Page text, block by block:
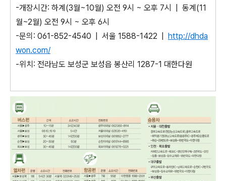
-개장시간: 하계(3월~10월) 오전 9시 ~ 오후 7시 | 동계(11
월~2월) 오전 9시 ~ 오후 6시
-문의: 061-852-4540 | 서울 1588-1422 | http://dhda
won.com/
-위치: 전라남도 보성군 보성읍 봉산리 1287-1 대한다원